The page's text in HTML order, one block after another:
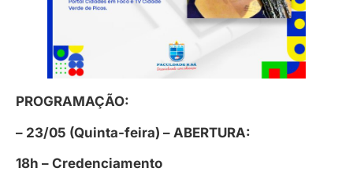
PROGRAMAÇÃO:
– 23/05 (Quinta-feira) – ABERTURA:
18h – Credenciamento